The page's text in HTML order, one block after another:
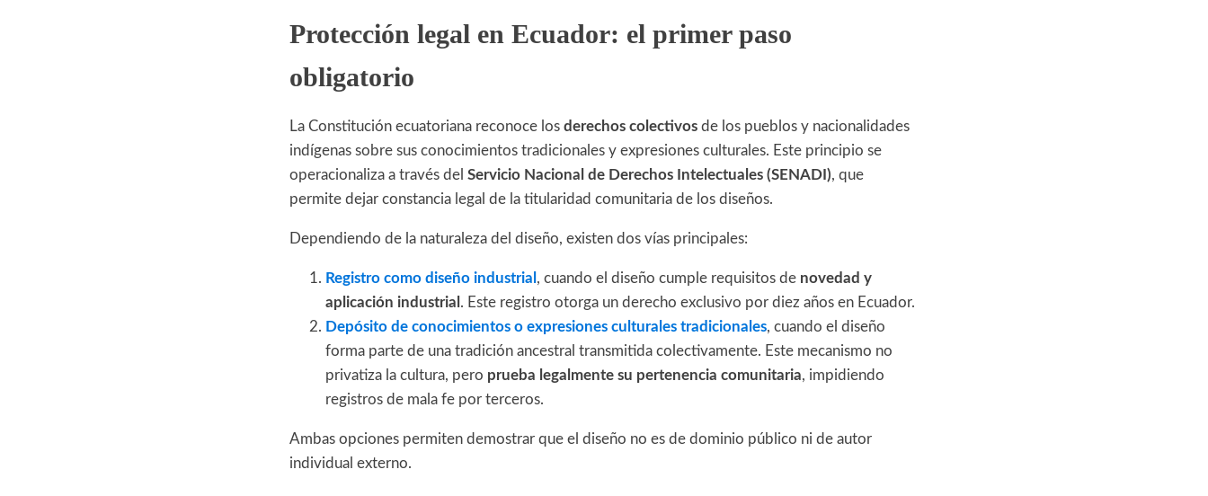
Protección legal en Ecuador: el primer paso
obligatorio
La Constitución ecuatoriana reconoce los derechos colectivos de los pueblos y nacionalidades
indígenas sobre sus conocimientos tradicionales y expresiones culturales. Este principio se
operacionaliza a través del Servicio Nacional de Derechos Intelectuales (SENADI), que
permite dejar constancia legal de la titularidad comunitaria de los diseños.
Dependiendo de la naturaleza del diseño, existen dos vías principales:
Registro como diseño industrial , cuando el diseño cumple requisitos de novedad y
aplicación industrial . Este registro otorga un derecho exclusivo por diez años en Ecuador.
Depósito de conocimientos o expresiones culturales tradicionales, cuando el diseño
forma parte de una tradición ancestral transmitida colectivamente. Este mecanismo no
privatiza la cultura, pero prueba legalmente su pertenencia comunitaria, impidiendo
registros de mala fe por terceros.
Ambas opciones permiten demostrar que el diseño no es de dominio público ni de autor
individual externo.